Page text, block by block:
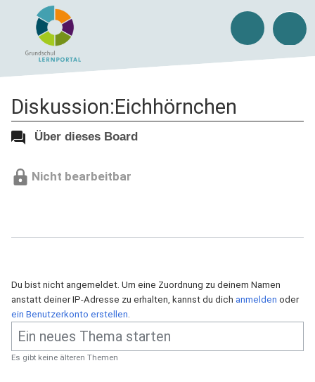
Diskussion:Eichhörnchen
Über dieses Board
Nicht bearbeitbar
Du bist nicht angemeldet. Um eine Zuordnung zu deinem Namen
anstatt deiner IP-Adresse zu erhalten, kannst du dich anmelden oder
ein Benutzerkonto erstellen.
Es gibt keine älteren Themen